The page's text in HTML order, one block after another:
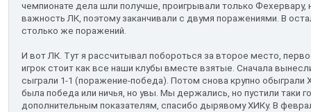
чемпионате дела шли получше, проигрывали только Фехервару,
важность ЛК, поэтому заканчивали с двумя поражениями. В
столько же поражений.
И вот ЛК. Тут я рассчитывал побороться за второе место,
игрок стоит как все наши клубы вместе взятые. Сначала
сыграли 1-1 (поражение-победа). Потом снова крупно обыграли
была победа или ничья, но увы. Мы держались, но пустили таки
дополнительным показателям, спасибо дырявому ХИКу. В